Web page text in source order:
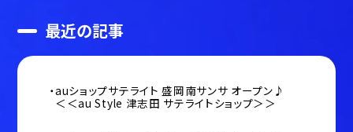
最近の記事
auショップサテライト 盛岡南サンサ オープン♪
＜＜au Style 津志田 サテライトショップ＞＞